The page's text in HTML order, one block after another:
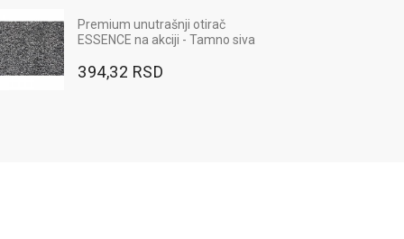
Radne pantalone MAX NEO - boja
plava
2.568,00 RSD
Premium unutrašnji otirač
ESSENCE na akciji - Tamno siva
394,32 RSD